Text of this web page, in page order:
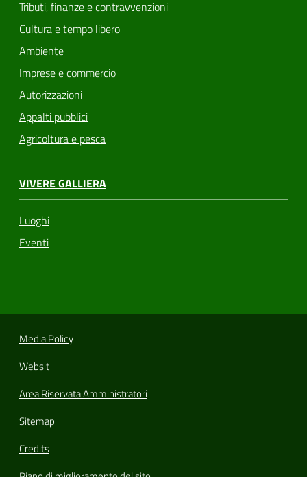
Tributi, finanze e contravvenzioni
Cultura e tempo libero
Ambiente
Imprese e commercio
Autorizzazioni
Appalti pubblici
Agricoltura e pesca
VIVERE GALLIERA
Luoghi
Eventi
Media Policy
Websit
Area Riservata Amministratori
Sitemap
Credits